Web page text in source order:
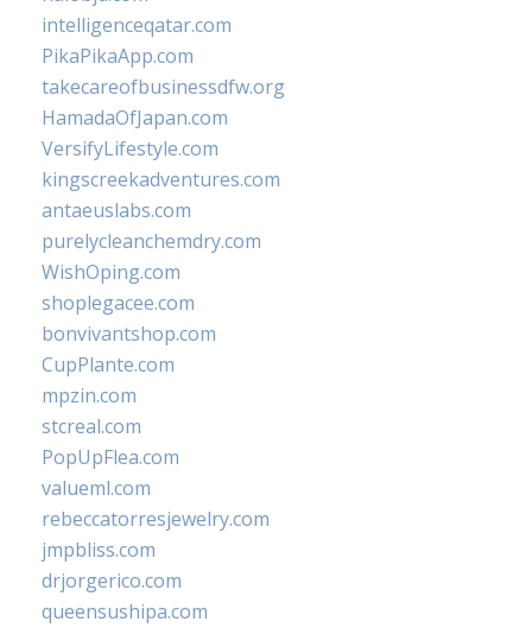
intelligenceqatar.com
PikaPikaApp.com
takecareofbusinessdfw.org
HamadaOfJapan.com
VersifyLifestyle.com
kingscreekadventures.com
antaeuslabs.com
purelycleanchemdry.com
WishOping.com
shoplegacee.com
bonvivantshop.com
CupPlante.com
mpzin.com
stcreal.com
PopUpFlea.com
valueml.com
rebeccatorresjewelry.com
jmpbliss.com
drjorgerico.com
queensushipa.com